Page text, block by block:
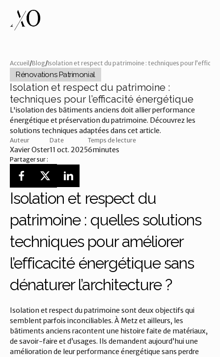
Accueil /Blog/Isolation et respect du patrimoine : techniques pour
Rénovations Patrimonial
Isolation et respect du patrimoine :
techniques pour l’efficacité énergétique
L'isolation des bâtiments anciens doit allier performance
énergétique et préservation du patrimoine. Découvrez les
solutions techniques adaptées dans cet article.
Auteur
Xavier Oster
Date
11 oct. 2025
Temps de lecture
6minutes
Partager sur :
Isolation et respect du
patrimoine : quelles solutions
techniques pour améliorer
l’efficacité énergétique sans
dénaturer l’architecture ?
Isolation et respect du patrimoine sont deux objectifs qui
semblent parfois inconciliables. À Metz et ailleurs, les
bâtiments anciens racontent une histoire faite de matériaux,
de savoir-faire et d’usages. Ils demandent aujourd’hui une
amélioration de leur performance énergétique sans perdre